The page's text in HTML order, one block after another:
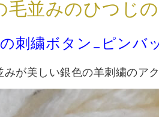
毛並みのひつじ
刺繍ボタン_ピンバ
みが美しい銀色の羊刺繍のア